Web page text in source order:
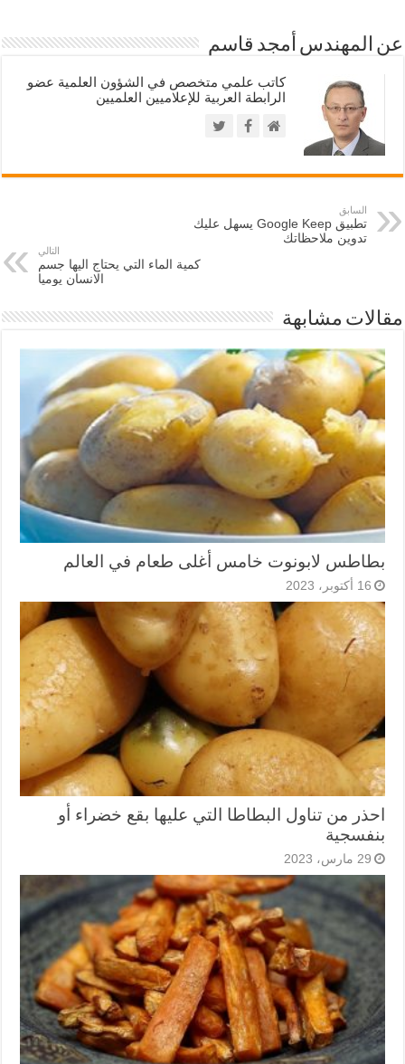
عن المهندس أمجد قاسم
كاتب علمي متخصص في الشؤون العلمية عضو
الرابطة العربية للإعلاميين العلميين
السابق
تطبيق Google Keep يسهل عليك
تدوين ملاحظاتك
التالي
كمية الماء التي يحتاج اليها جسم
الانسان يوميا
مقالات مشابهة
بطاطس لابونوت خامس أغلى طعام في العالم
16 أكتوبر، 2023
احذر من تناول البطاطا التي عليها بقع خضراء أو
بنفسجية
29 مارس، 2023